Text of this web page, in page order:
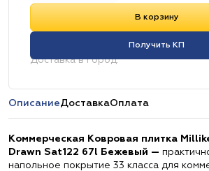
В корзину
Получить КП
Доставка в город:
ОписаниеДоставкаОплата
Коммерческая Ковровая плитка
Drawn Sat122 67l Бежевый —
напольное покрытие 33 класса для